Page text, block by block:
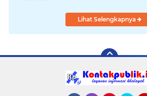
Lihat Selengkapnya